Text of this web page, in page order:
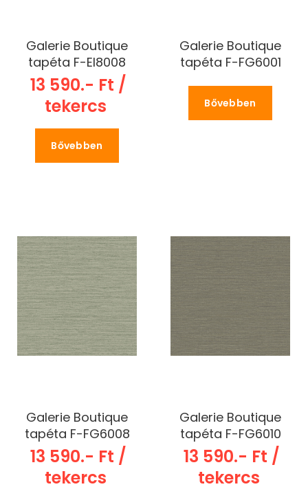
Galerie Boutique
tapéta F-EI8008
13 590.- Ft /
tekercs
Bővebben
Galerie Boutique
tapéta F-FG6001
Bővebben
Galerie Boutique
tapéta F-FG6008
13 590.- Ft /
tekercs
Galerie Boutique
tapéta F-FG6010
13 590.- Ft /
tekercs